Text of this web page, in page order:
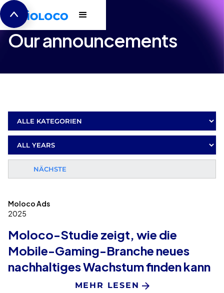
Pressemitteilungen
Our announcements
Moloco Ads
2025
Moloco-Studie zeigt, wie die
Mobile-Gaming-Branche neues
nachhaltiges Wachstum finden kann
MEHR LESEN